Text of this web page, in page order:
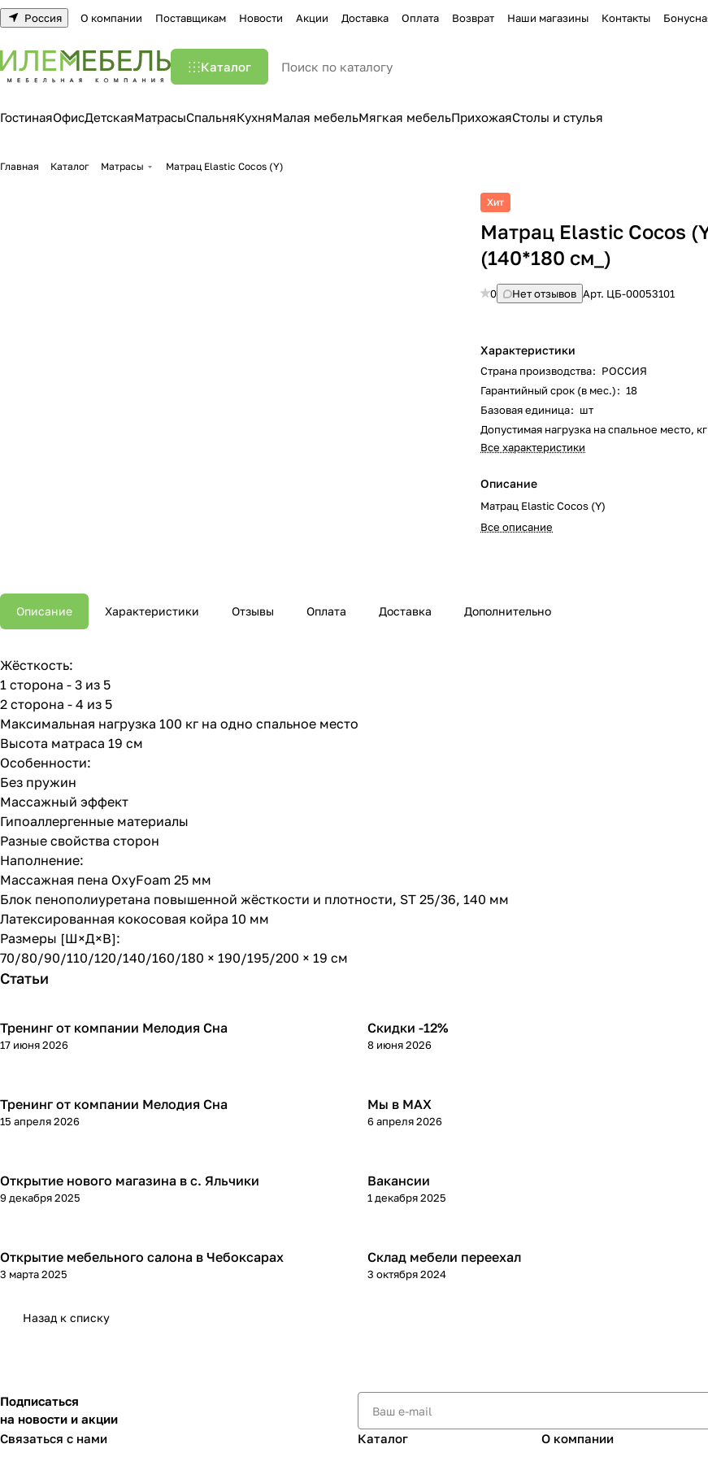
Россия О компании Поставщикам Новости Акции Доставка Оплата Возврат Наши магазины Контакты
Каталог
ГостинаяОфисДетскаяМатрасыСпальняКухняМалая мебельМягкая мебельПрихожаяСтолы и стулья
Главная Каталог Матрасы Матрац Elastic Cocos (Y)
Хит
Матрац Elastic Cocos
(140*180 см_)
0 Нет отзывов Арт. ЦБ-00053101
Характеристики
Страна производства: РОССИЯ
Гарантийный срок (в мес.): 18
Базовая единица: шт
Допустимая нагрузка на спальное место, кг
Все характеристики
Описание
Матрац Elastic Cocos (Y)
Все описание
Описание Характеристики Отзывы Оплата Доставка Дополнительно
Жёсткость:
1 сторона - 3 из 5
2 сторона - 4 из 5
Максимальная нагрузка 100 кг на одно спальное место
Высота матраса 19 см
Особенности:
Без пружин
Массажный эффект
Гипоаллергенные материалы
Разные свойства сторон
Наполнение:
Массажная пена OxyFoam 25 мм
Блок пенополиуретана повышенной жёсткости и плотности, ST 25/36, 140 мм
Латексированная кокосовая койра 10 мм
Размеры [Ш×Д×В]:
70/80/90/110/120/140/160/180 × 190/195/200 × 19 см
Статьи
Тренинг от компании Мелодия Сна
17 июня 2026
Скидки -12%
8 июня 2026
Тренинг от компании Мелодия Сна
15 апреля 2026
Мы в МАХ
6 апреля 2026
Открытие нового магазина в с. Яльчики
9 декабря 2025
Вакансии
1 декабря 2025
Открытие мебельного салона в Чебоксарах
3 марта 2025
Склад мебели переехал
3 октября 2024
Назад к списку
Подписаться
на новости и акции
Связаться с нами
Каталог О компании